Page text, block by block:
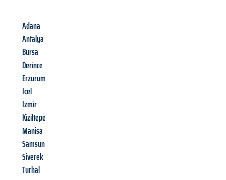
Adana
Antalya
Bursa
Derince
Erzurum
Icel
Izmir
Kiziltepe
Manisa
Samsun
Siverek
Turhal